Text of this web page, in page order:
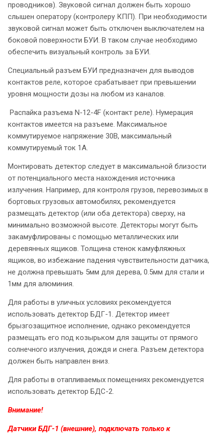
проводников). Звуковой сигнал должен быть хорошо
слышен оператору (контролеру КПП). При необходимости
звуковой сигнал может быть отключен выключателем на
боковой поверхности БУИ. В таком случае необходимо
обеспечить визуальный контроль за БУИ.
Специальный разъем БУИ предназначен для выводов
контактов реле, которое срабатывает при превышении
уровня мощности дозы на любом из каналов.
Распайка разъема N-12-4F (контакт реле). Нумерация
контактов имеется на разъеме. Максимальное
коммутируемое напряжение 30В, максимальный
коммутируемый ток 1А.
Монтировать детектор следует в максимальной близости
от потенциального места нахождения источника
излучения. Например, для контроля грузов, перевозимых в
бортовых грузовых автомобилях, рекомендуется
размещать детектор (или оба детектора) сверху, на
минимально возможной высоте. Детекторы могут быть
закамуфлированы с помощью металлических или
деревянных ящиков. Толщина стенок камуфляжных
ящиков, во избежание падения чувствительности датчика,
не должна превышать 5мм для дерева, 0.5мм для стали и
1мм для алюминия.
Для работы в уличных условиях рекомендуется
использовать детектор БДГ-1. Детектор имеет
брызгозащитное исполнение, однако рекомендуется
размещать его под козырьком для защиты от прямого
солнечного излучения, дождя и снега. Разъем детектора
должен быть направлен вниз.
Для работы в отапливаемых помещениях рекомендуется
использовать детектор БДС-2.
Внимание!
Датчики БДГ-1 (внешние), подключать только к